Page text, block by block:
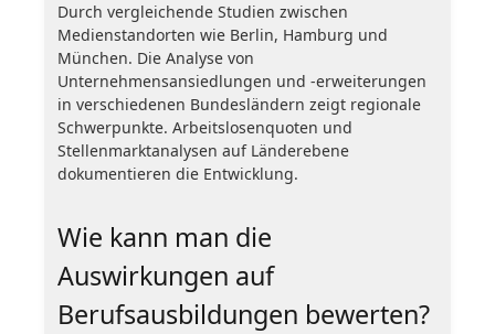
Durch vergleichende Studien zwischen
Medienstandorten wie Berlin, Hamburg und
München. Die Analyse von
Unternehmensansiedlungen und -erweiterungen
in verschiedenen Bundesländern zeigt regionale
Schwerpunkte. Arbeitslosenquoten und
Stellenmarktanalysen auf Länderebene
dokumentieren die Entwicklung.
Wie kann man die
Auswirkungen auf
Berufsausbildungen bewerten?